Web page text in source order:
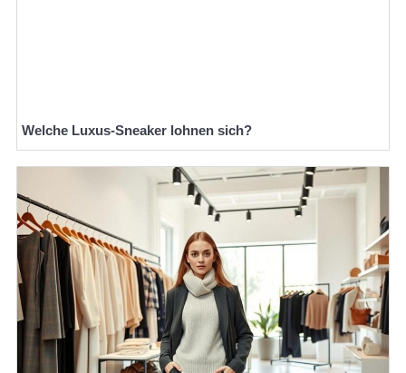
Welche Luxus-Sneaker lohnen sich?